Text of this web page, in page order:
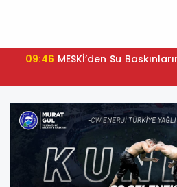
09:46 MESKİ’den Su